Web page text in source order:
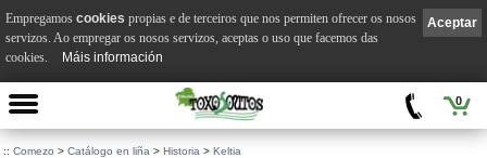
0
:: Comezo > Catálogo en liña > Historia > Keltia
Aceptar
Empregamos cookies propias e de terceiros que nos permiten ofrecer os nosos
servizos. Ao empregar os nosos servizos, aceptas o uso que facemos das
cookies.
Máis información